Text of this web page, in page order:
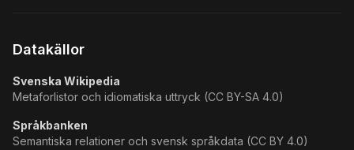
Datakällor
Svenska Wikipedia
Metaforlistor och idiomatiska uttryck (CC BY-SA 4.0)
Språkbanken
Semantiska relationer och svensk språkdata (CC BY 4.0)